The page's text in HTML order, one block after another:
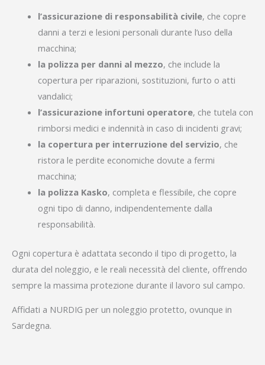
l’assicurazione di responsabilità civile, che copre
danni a terzi e lesioni personali durante l’uso della
macchina;
la polizza per danni al mezzo, che include la
copertura per riparazioni, sostituzioni, furto o atti
vandalici;
l’assicurazione infortuni operatore, che tutela con
rimborsi medici e indennità in caso di incidenti gravi;
la copertura per interruzione del servizio, che
ristora le perdite economiche dovute a fermi
macchina;
la polizza Kasko, completa e flessibile, che copre
ogni tipo di danno, indipendentemente dalla
responsabilità.
Ogni copertura è adattata secondo il tipo di progetto, la
durata del noleggio, e le reali necessità del cliente, offrendo
sempre la massima protezione durante il lavoro sul campo.
Affidati a NURDIG per un noleggio protetto, ovunque in
Sardegna.